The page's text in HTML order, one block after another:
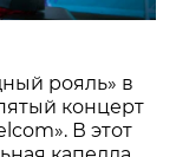
рояль» в
концерт
В этот